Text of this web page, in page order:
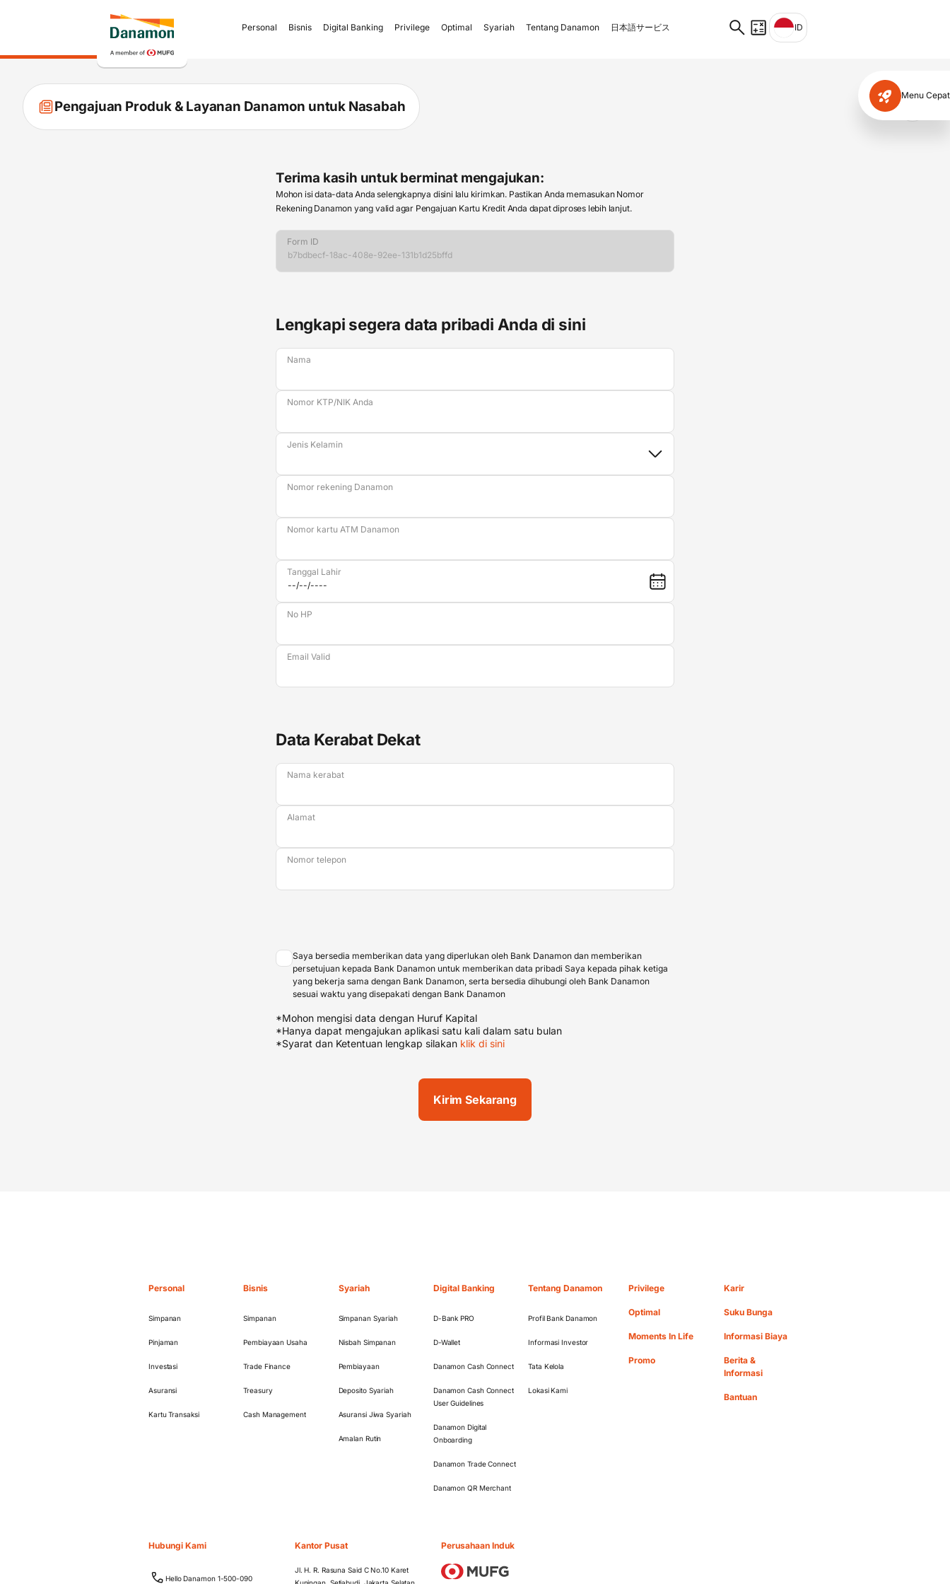
Personal Bisnis Digital Banking Privilege Optimal Syariah Tentang Danamon 日本語サービス ID
Menu Cepat
Pengajuan Produk & Layanan Danamon untuk Nasabah
Terima kasih untuk berminat mengajukan:
Mohon isi data-data Anda selengkapnya disini lalu kirimkan. Pastikan Anda memasukan Nomor
Rekening Danamon yang valid agar Pengajuan Kartu Kredit Anda dapat diproses lebih lanjut.
Form ID
Lengkapi segera data pribadi Anda di sini
Nama
Nomor KTP/NIK Anda
Jenis Kelamin
Nomor rekening Danamon
Nomor kartu ATM Danamon
Tanggal Lahir
No HP
Email Valid
Data Kerabat Dekat
Nama kerabat
Alamat
Nomor telepon
Saya bersedia memberikan data yang diperlukan oleh Bank Danamon dan memberikan
persetujuan kepada Bank Danamon untuk memberikan data pribadi Saya kepada pihak ketiga
yang bekerja sama dengan Bank Danamon, serta bersedia dihubungi oleh Bank Danamon
sesuai waktu yang disepakati dengan Bank Danamon
*Mohon mengisi data dengan Huruf Kapital
*Hanya dapat mengajukan aplikasi satu kali dalam satu bulan
*Syarat dan Ketentuan lengkap silakan klik di sini
Personal
Simpanan
Pinjaman
Investasi
Asuransi
Kartu Transaksi
Bisnis
Simpanan
Pembiayaan Usaha
Trade Finance
Treasury
Cash Management
Syariah
Simpanan Syariah
Nisbah Simpanan
Pembiayaan
Deposito Syariah
Asuransi Jiwa Syariah
Amalan Rutin
Digital Banking
D-Bank PRO
D-Wallet
Danamon Cash Connect
Danamon Cash Connect
User Guidelines
Danamon Digital
Onboarding
Danamon Trade Connect
Danamon QR Merchant
Tentang Danamon
Profil Bank Danamon
Informasi Investor
Tata Kelola
Lokasi Kami
Privilege
Optimal
Moments In Life
Promo
Karir
Suku Bunga
Informasi Biaya
Berita &
Informasi
Bantuan
Hubungi Kami
Hello Danamon 1-500-090
Kantor Pusat
Jl. H. R. Rasuna Said C No.10 Karet
Perusahaan Induk